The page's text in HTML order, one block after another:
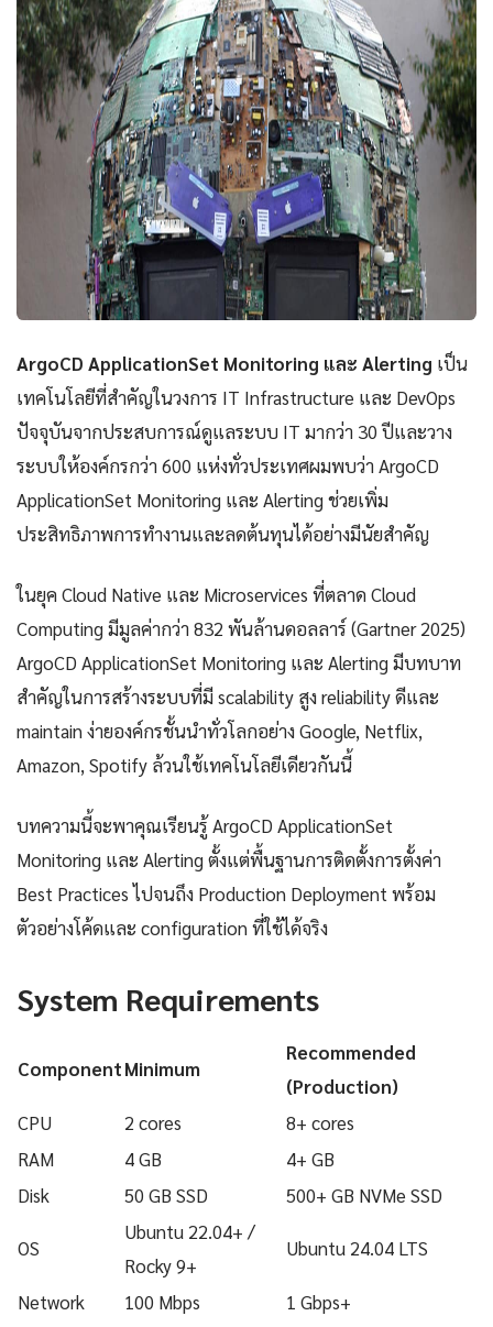
ArgoCD ApplicationSet Monitoring และ Alerting เป็น
เทคโนโลยีที่สำคัญในวงการ IT Infrastructure และ DevOps
ปัจจุบันจากประสบการณ์ดูแลระบบ IT มากว่า 30 ปีและวาง
ระบบให้องค์กรกว่า 600 แห่งทั่วประเทศผมพบว่า ArgoCD
ApplicationSet Monitoring และ Alerting ช่วยเพิ่ม
ประสิทธิภาพการทำงานและลดต้นทุนได้อย่างมีนัยสำคัญ
ในยุค Cloud Native และ Microservices ที่ตลาด Cloud
Computing มีมูลค่ากว่า 832 พันล้านดอลลาร์ (Gartner 2025)
ArgoCD ApplicationSet Monitoring และ Alerting มีบทบาท
สำคัญในการสร้างระบบที่มี scalability สูง reliability ดีและ
maintain ง่ายองค์กรชั้นนำทั่วโลกอย่าง Google, Netflix,
Amazon, Spotify ล้วนใช้เทคโนโลยีเดียวกันนี้
บทความนี้จะพาคุณเรียนรู้ ArgoCD ApplicationSet
Monitoring และ Alerting ตั้งแต่พื้นฐานการติดตั้งการตั้งค่า
Best Practices ไปจนถึง Production Deployment พร้อม
ตัวอย่างโค้ดและ configuration ที่ใช้ได้จริง
System Requirements
ComponentMinimum
Recommended
(Production)
CPU
2 cores
8+ cores
RAM
4 GB
4+ GB
Disk
50 GB SSD 500+ GB NVMe SSD
OS
Ubuntu 22.04+ /
Rocky 9+
Ubuntu 24.04 LTS
Network 100 Mbps 1 Gbps+